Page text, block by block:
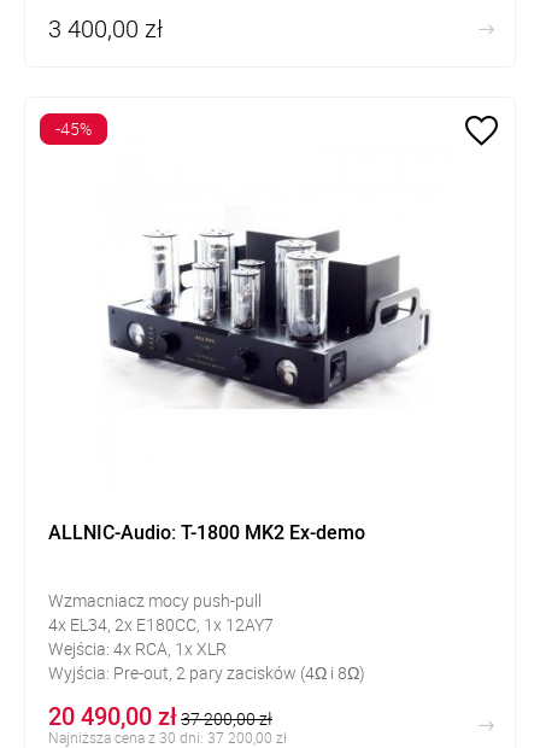
3 400,00 zł
ALLNIC-Audio: T-1800 MK2 Ex-demo
Wzmacniacz mocy push-pull
4x EL34, 2x E180CC, 1x 12AY7
Wejścia: 4x RCA, 1x XLR
Wyjścia: Pre-out, 2 pary zacisków (4Ω i 8Ω)
20 490,00 zł37 200,00 zł
Najniższa cena z 30 dni: 37 200,00 zł
-45%